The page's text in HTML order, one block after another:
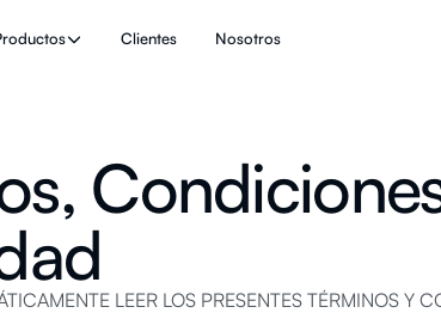
Clientes Nosotros
LEER LOS PRESENTES TÉRMINOS Y